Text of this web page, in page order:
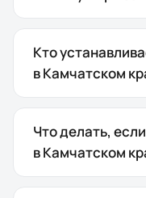
Кто
в Камчатском
Что делать,
в Камчатском